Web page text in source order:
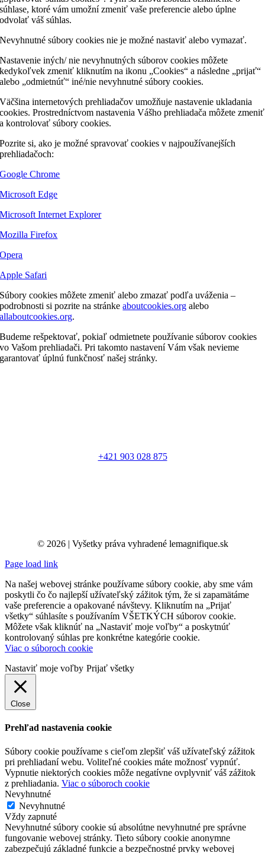
súhlase, ktoré vám umožní zmeniť vaše preferencie alebo úplne
odvolať váš súhlas.
Nevyhnutné súbory cookies nie je možné nastaviť alebo vymazať.
Nastavenie iných/ nie nevyhnutných súborov cookies môžete
kedykoľvek zmeniť kliknutím na ikonu „Cookies“ a následne „prijať“
alebo „odmietnúť“ iné/nie nevyhnutné súbory cookies.
Väčšina internetových prehliadačov umožňuje nastavenie ukladania
cookies. Prostredníctvom nastavenia Vášho prehliadača môžete zmeniť
a kontrolovať súbory cookies.
Pozrite si, ako je možné spravovať cookies v najpoužívanejších
prehliadačoch:
Google Chrome
Microsoft Edge
Microsoft Internet Explorer
Mozilla Firefox
Opera
Apple Safari
Súbory cookies môžete zmeniť alebo zmazať podľa uváženia –
podrobnosti si pozrite na stránkeaboutcookies.org alebo
allaboutcookies.org.
Budeme rešpektovať, pokiaľ odmietnete používanie súborov cookies
vo Vašom prehliadači. Pri takomto nastavení Vám však nevieme
garantovať úplnú funkčnosť našej stránky.
+421 903 028 875
© 2026 | Vyšetky práva vyhradené lemagnifique.sk
Page load link
Na našej webovej stránke používame súbory cookie, aby sme vám
poskytli čo čo najlepší užívateľský zážitok tým, že si zapamätáme
vaše preferencie a opakované návštevy. Kliknutím na „Prijať
všetky“ súhlasíte s používaním VŠETKÝCH súborov cookie.
Môžete však kliknúť na „Nastaviť moje voľby“ a poskytnúť
kontrolovaný súhlas pre konkrétne kategórie cookie.
Viac o súboroch cookie
Nastaviť moje voľby Prijať všetky
Close
Prehľad nastavenia cookie
Súbory cookie používame s cieľom zlepšiť váš užívateľský zážitok
pri prehliadaní webu. Voliteľné cookies máte možnosť vypnúť.
Vypnutie niektorých cookies môže negatívne ovplyvniť váš zážitok
z prehliadania. Viac o súboroch cookie
Nevyhnutné
Nevyhnutné
Vždy zapnuté
Nevyhnutné súbory cookie sú absolútne nevyhnutné pre správne
fungovanie webovej stránky. Tieto súbory cookie anonymne
zabezpečujú základné funkcie a bezpečnostné prvky webovej